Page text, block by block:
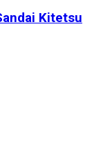
Kitetsu